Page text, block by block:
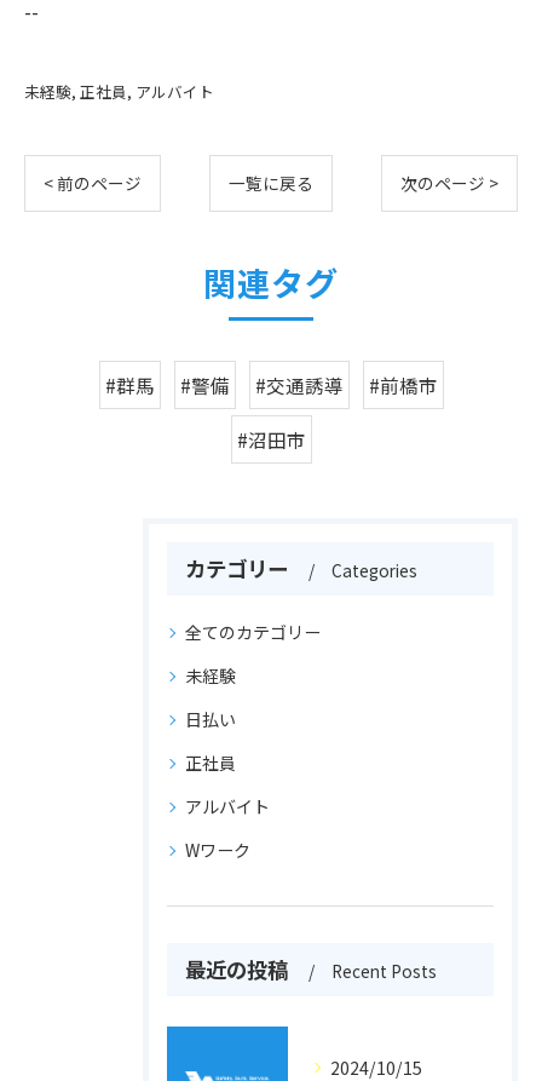
--
未経験 正社員 アルバイト
< 前のページ 一覧に戻る 次のページ >
関連タグ
#群馬 #警備 #交通誘導 #前橋市
#沼田市
カテゴリー Categories
全てのカテゴリー
未経験
日払い
正社員
アルバイト
Wワーク
最近の投稿 Recent Posts
2024/10/15